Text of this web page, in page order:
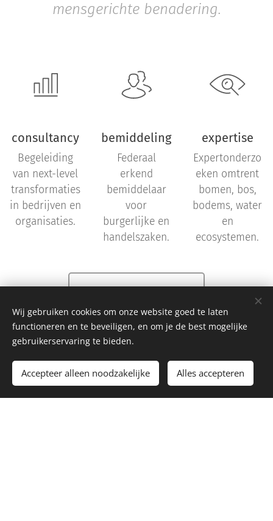
mensgerichte benadering.
consultancy
Begeleiding
van next-level
transformaties
in bedrijven en
organisaties.
bemiddeling
Federaal
erkend
bemiddelaar
voor
burgerlijke en
handelszaken.
expertise
Expertonderzo
eken omtrent
bomen, bos,
bodems, water
en
ecosystemen.
Oplossingsgerichte begeleiding
Wij gebruiken cookies om onze website goed te laten
functioneren en te beveiligen, en om je de best mogelijke
gebruikerservaring te bieden.
Accepteer alleen noodzakelijke Alles accepteren